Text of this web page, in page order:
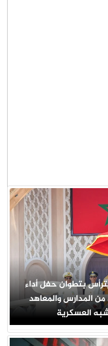
بتطوان حفل أداء
المدارس والمعاهد
العسكرية